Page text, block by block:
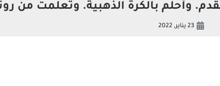
وأحلم بالكرة الذهبية. وتعلمت من
23 يناير, 2022